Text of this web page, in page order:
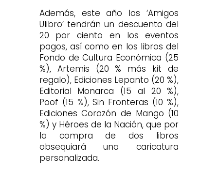
Además, este año los ‘Amigos
Ulibro’ tendrán un descuento del
20 por ciento en los eventos
pagos, así como en los libros del
Fondo de Cultura Económica (25
%), Artemis (20 % más kit de
regalo), Ediciones Lepanto (20 %),
Editorial Monarca (15 al 20 %),
Poof (15 %), Sin Fronteras (10 %),
Ediciones Corazón de Mango (10
%) y Héroes de la Nación, que por
la compra de dos libros
obsequiará una caricatura
personalizada.